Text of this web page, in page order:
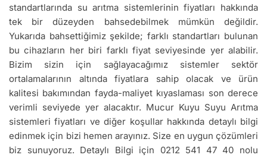
standartlarında su arıtma sistemlerinin fiyatları hakkında
tek bir düzeyden bahsedebilmek mümkün değildir.
Yukarıda bahsettiğimiz şekilde; farklı standartları bulunan
bu cihazların her biri farklı fiyat seviyesinde yer alabilir.
Bizim sizin için sağlayacağımız sistemler sektör
ortalamalarının altında fiyatlara sahip olacak ve ürün
kalitesi bakımından fayda-maliyet kıyaslaması son derece
verimli seviyede yer alacaktır. Mucur Kuyu Suyu Arıtma
sistemleri fiyatları ve diğer koşullar hakkında detaylı bilgi
edinmek için bizi hemen arayınız. Size en uygun çözümleri
biz sunuyoruz. Detaylı Bilgi için 0212 541 47 40 nolu